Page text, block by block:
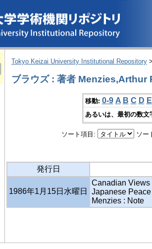
Tokyo Keizai University Institutional Repository
ブラウズ : 著者 Menzies,Arthur
移動: 0-9 A B C D E
あるいは、最初の数
ソート項目: ソー
発行日
1986年1月15日水曜日
Canadian Views
Japanese
Menzies : Note